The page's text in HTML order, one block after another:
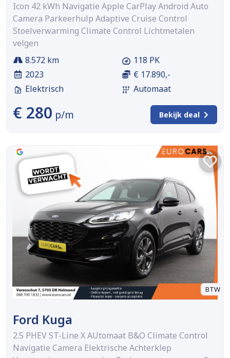
Icon 42 kWh Navigatie Apple CarPlay Android Auto
Camera Parkeerhulp Adaptive Cruise Control
Stoelverwarming Climate Control Lichtmetalen
velgen
8.572 km
2023
Elektrisch
118 PK
€ 17.890,-
Automaat
€ 280 p/m Bekijk deal
BTW
Ford Kuga
2.5 PHEV ST-Line X AUtomaat B&O Climate Control
Navigatie Camera Elektrische Achterklep